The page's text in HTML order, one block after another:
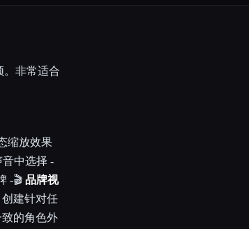
。非常适合
缩放效果
音中选择 -
-🎬 品牌视
创建针对任
致的角色外